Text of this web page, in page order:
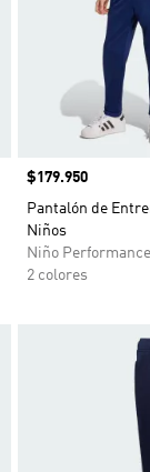
Precio
$179.950
Pantalón de
Niños
Niño Performance
2 colores
Añadir a la lista de